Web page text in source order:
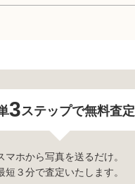
3ステップで無料査定
マホから写真を送るだけ。
短３分で査定いたします。